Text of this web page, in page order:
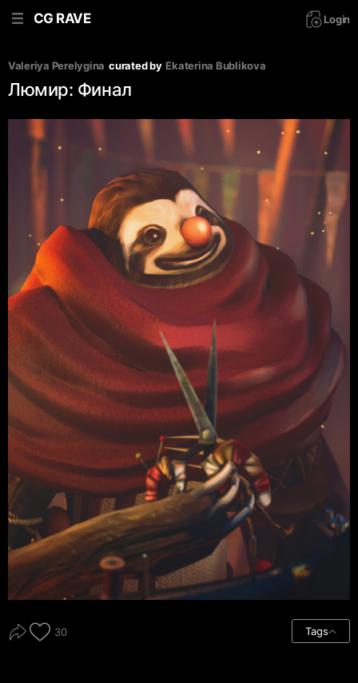
CG RAVE Login
Valeriya Perelygina curated by Ekaterina Bublikova
Люмир: Финал
30 Tags